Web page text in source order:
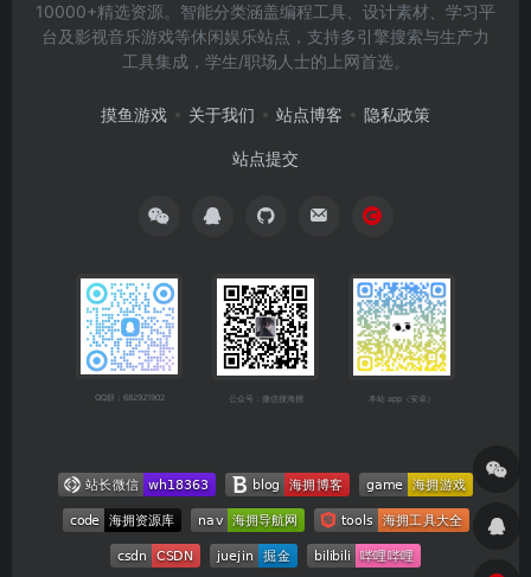
10000+精选资源。智能分类涵盖编程工具、设计素材、学习平
台及影视音乐游戏等休闲娱乐站点，支持多引擎搜索与生产力
工具集成，学生/职场人士的上网首选。
摸鱼游戏 关于我们 站点博客 隐私政策
站点提交
QQ群：682921902 公众号：微信搜海拥 本站 app（安卓）